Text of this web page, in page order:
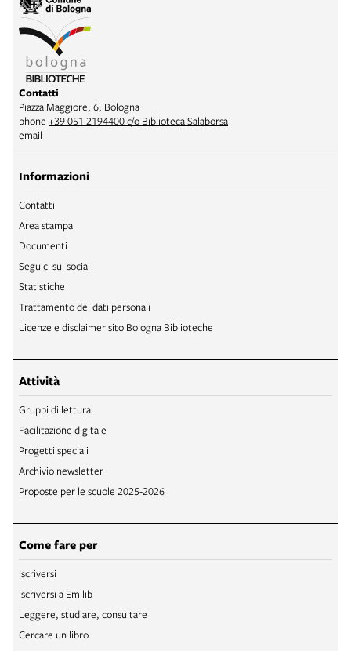
Contatti
Piazza Maggiore, 6, Bologna
phone +39 051 2194400 c/o Biblioteca Salaborsa
email
Informazioni
Contatti
Area stampa
Documenti
Seguici sui social
Statistiche
Trattamento dei dati personali
Licenze e disclaimer sito Bologna Biblioteche
Attività
Gruppi di lettura
Facilitazione digitale
Progetti speciali
Archivio newsletter
Proposte per le scuole 2025-2026
Come fare per
Iscriversi
Iscriversi a Emilib
Leggere, studiare, consultare
Cercare un libro